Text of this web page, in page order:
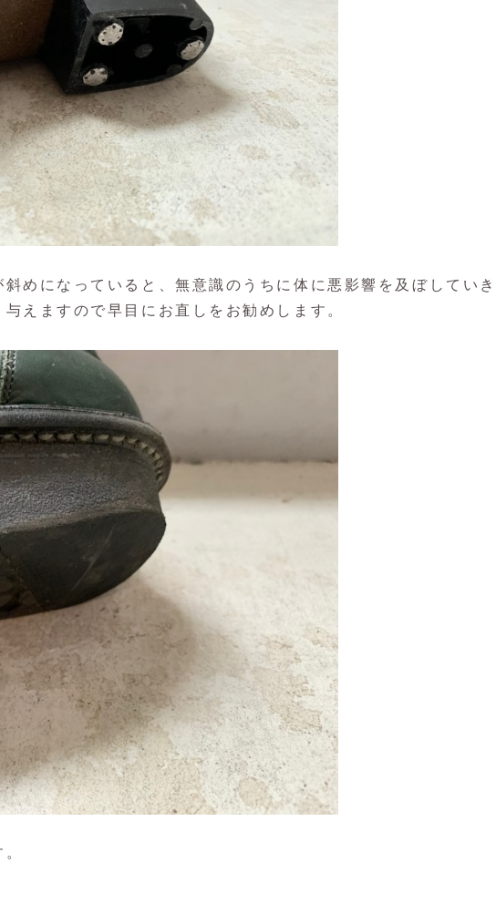
めになっていると、無意識のうちに体に悪影響を及ぼしていき
えますので早目にお直しをお勧めします。